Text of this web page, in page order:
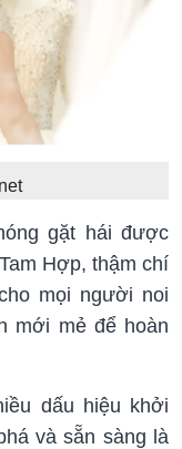
gặt hái được
Hợp, thậm chí
mọi người noi
mới mẻ để hoàn
dấu hiệu khởi
và sẵn sàng là